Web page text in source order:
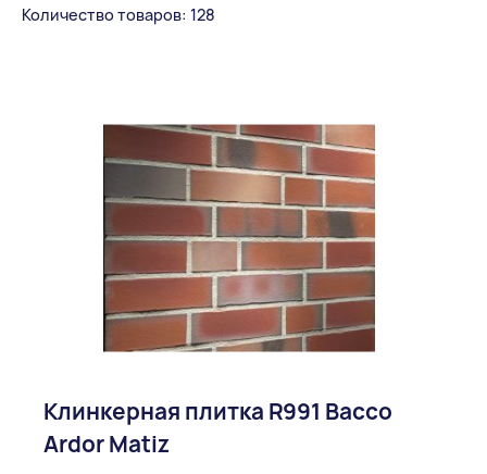
Показывать сначала
Количество товаров: 128
Клинкерная плитка R991 Bacco
Ardor Matiz